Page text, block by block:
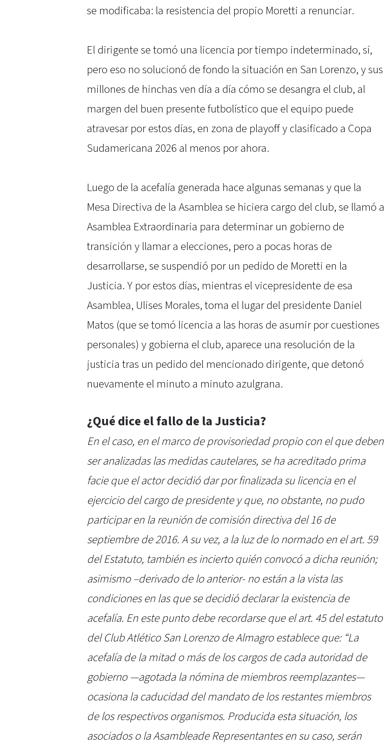
se modificaba: la resistencia del propio Moretti a renunciar.
El dirigente se tomó una licencia por tiempo indeterminado, sí,
pero eso no solucionó de fondo la situación en San Lorenzo, y sus
millones de hinchas ven día a día cómo se desangra el club, al
margen del buen presente futbolístico que el equipo puede
atravesar por estos días, en zona de playoff y clasificado a Copa
Sudamericana 2026 al menos por ahora.
Luego de la acefalía generada hace algunas semanas y que la
Mesa Directiva de la Asamblea se hiciera cargo del club, se llamó a
Asamblea Extraordinaria para determinar un gobierno de
transición y llamar a elecciones, pero a pocas horas de
desarrollarse, se suspendió por un pedido de Moretti en la
Justicia. Y por estos días, mientras el vicepresidente de esa
Asamblea, Ulises Morales, toma el lugar del presidente Daniel
Matos (que se tomó licencia a las horas de asumir por cuestiones
personales) y gobierna el club, aparece una resolución de la
justicia tras un pedido del mencionado dirigente, que detonó
nuevamente el minuto a minuto azulgrana.
¿Qué dice el fallo de la Justicia?
En el caso, en el marco de provisoriedad propio con el que deben
ser analizadas las medidas cautelares, se ha acreditado prima
facie que el actor decidió dar por finalizada su licencia en el
ejercicio del cargo de presidente y que, no obstante, no pudo
participar en la reunión de comisión directiva del 16 de
septiembre de 2016. A su vez, a la luz de lo normado en el art. 59
del Estatuto, también es incierto quién convocó a dicha reunión;
asimismo –derivado de lo anterior- no están a la vista las
condiciones en las que se decidió declarar la existencia de
acefalía. En este punto debe recordarse que el art. 45 del estatuto
del Club Atlético San Lorenzo de Almagro establece que: “La
acefalía de la mitad o más de los cargos de cada autoridad de
gobierno —agotada la nómina de miembros reemplazantes—
ocasiona la caducidad del mandato de los restantes miembros
de los respectivos organismos. Producida esta situación, los
asociados o la Asambleade Representantes en su caso, serán